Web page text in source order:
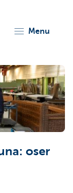
menu
oser